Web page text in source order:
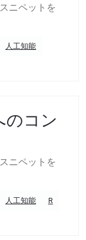
ニペットを
人工知能
コン
ニペットを
人工知能
R